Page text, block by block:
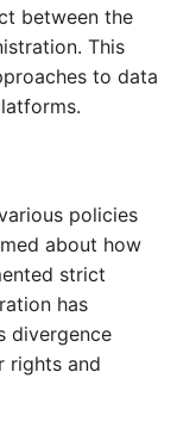
between the
This
to data
policies
about how
strict
has
divergence
rights and